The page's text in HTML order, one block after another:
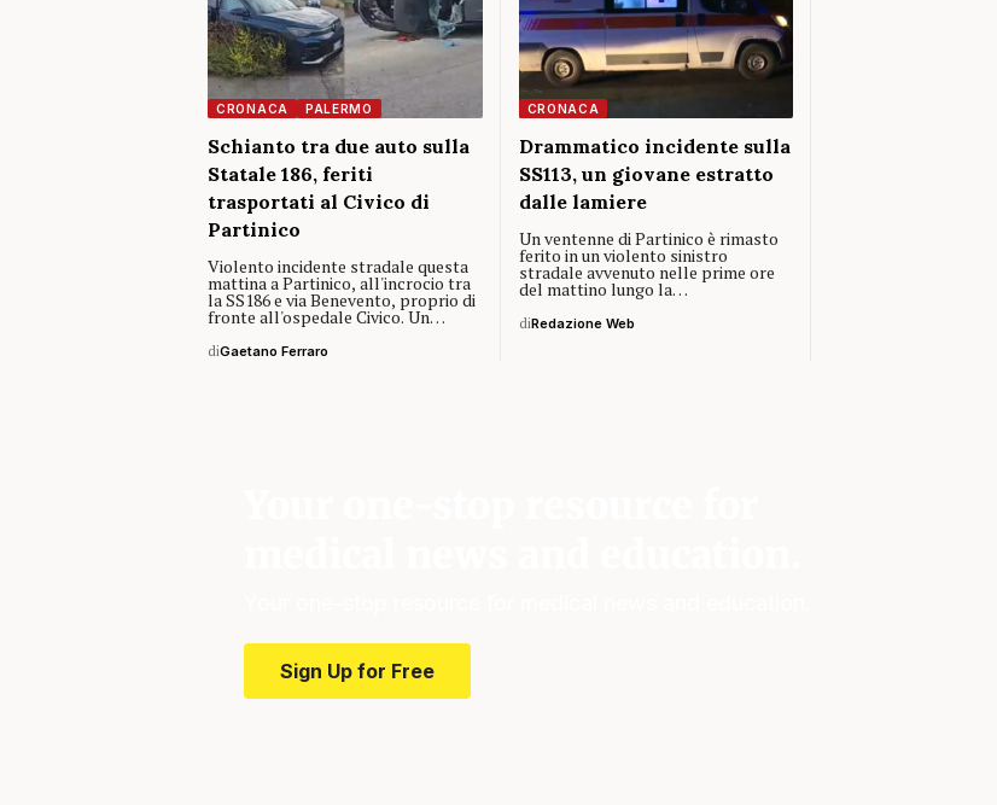
CRONACA PALERMO
Schianto tra due auto sulla
Statale 186, feriti
trasportati al Civico di
Partinico
Violento incidente stradale questa
mattina a Partinico, all'incrocio tra
la SS186 e via Benevento, proprio di
fronte all'ospedale Civico. Un…
diGaetano Ferraro
CRONACA
Drammatico incidente sulla
SS113, un giovane estratto
dalle lamiere
Un ventenne di Partinico è rimasto
ferito in un violento sinistro
stradale avvenuto nelle prime ore
del mattino lungo la…
diRedazione Web
Sign Up for Free